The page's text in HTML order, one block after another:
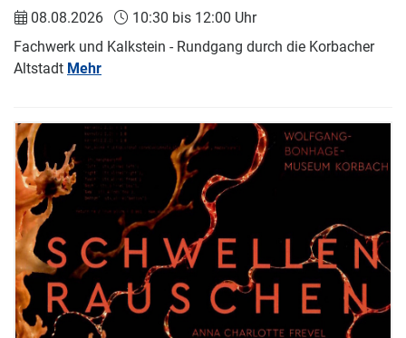
08.08.2026
10:30 bis 12:00 Uhr
Fachwerk und Kalkstein - Rundgang durch die Korbacher
Altstadt Mehr